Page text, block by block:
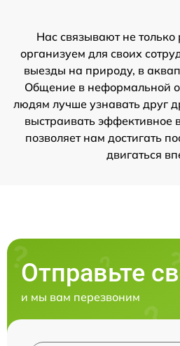
Нас связывают не
организуем для своих
выезды на природу, в
Общение в неформальной
людям лучше узнавать друг
выстраивать эффективное
позволяет нам достигать
двигаться
Отправьте
и мы вам перезвоним